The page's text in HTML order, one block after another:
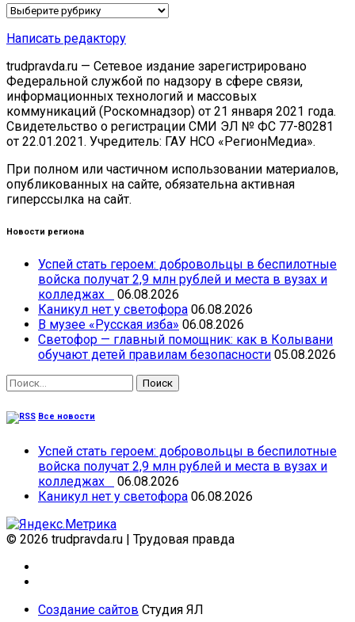
Рубрики
Написать редактору
trudpravda.ru — Сетевое издание зарегистрировано
Федеральной службой по надзору в сфере связи,
информационных технологий и массовых
коммуникаций (Роскомнадзор) от 21 января 2021 года.
Свидетельство о регистрации СМИ ЭЛ № ФС 77-80281
от 22.01.2021. Учредитель: ГАУ НСО «РегионМедиа».
При полном или частичном использовании материалов,
опубликованных на сайте, обязательна активная
гиперссылка на сайт.
Новости региона
Успей стать героем: добровольцы в беспилотные
войска получат 2,9 млн рублей и места в вузах и
колледжах
06.08.2026
Каникул нет у светофора 06.08.2026
В музее «Русская изба» 06.08.2026
Светофор — главный помощник: как в Колывани
обучают детей правилам безопасности 05.08.2026
Найти:
Все новости
Успей стать героем: добровольцы в беспилотные
войска получат 2,9 млн рублей и места в вузах и
колледжах
06.08.2026
Каникул нет у светофора 06.08.2026
© 2026 trudpravda.ru | Трудовая правда
Создание сайтов Студия ЯЛ